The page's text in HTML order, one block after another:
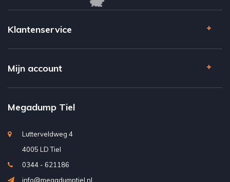
Klantenservice
Mijn account
Megadump Tiel
Lutterveldweg 4
4005 LD Tiel
0344 - 621186
info@megadumptiel.nl